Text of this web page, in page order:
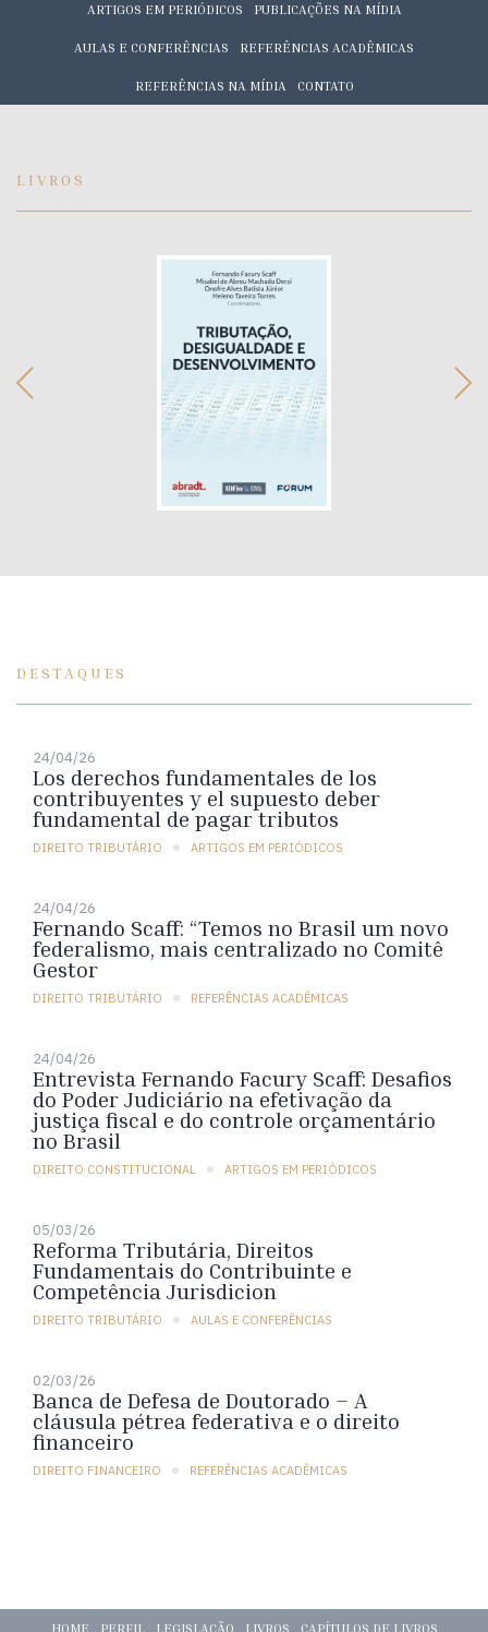
ARTIGOS EM PERIÓDICOS PUBLICAÇÕES NA MÍDIA
AULAS E CONFERÊNCIAS REFERÊNCIAS ACADÊMICAS
REFERÊNCIAS NA MÍDIA CONTATO
LIVROS
DESTAQUES
24/04/26
Los derechos fundamentales de los
contribuyentes y el supuesto deber
fundamental de pagar tributos
DIREITO TRIBUTÁRIO ARTIGOS EM PERIÓDICOS
24/04/26
Fernando Scaff: “Temos no Brasil um novo
federalismo, mais centralizado no Comitê
Gestor
DIREITO TRIBUTÁRIO REFERÊNCIAS ACADÊMICAS
24/04/26
Entrevista Fernando Facury Scaff: Desafios
do Poder Judiciário na efetivação da
justiça fiscal e do controle orçamentário
no Brasil
DIREITO CONSTITUCIONAL ARTIGOS EM PERIÓDICOS
05/03/26
Reforma Tributária, Direitos
Fundamentais do Contribuinte e
Competência Jurisdicion
DIREITO TRIBUTÁRIO AULAS E CONFERÊNCIAS
02/03/26
Banca de Defesa de Doutorado – A
cláusula pétrea federativa e o direito
financeiro
DIREITO FINANCEIRO REFERÊNCIAS ACADÊMICAS
HOME PERFIL LEGISLAÇÃO LIVROS CAPÍTULOS DE LIVROS